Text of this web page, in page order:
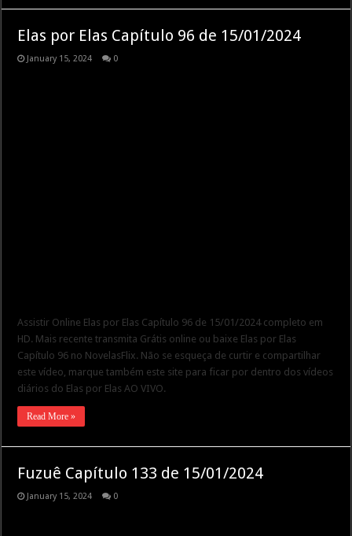
Elas por Elas Capítulo 96 de 15/01/2024
January 15, 2024 0
Assistir Online Elas por Elas Capítulo 96 de 15/01/2024 completo em
HD. Mais recente transmita Grátis online ou baixe Elas por Elas
Capítulo 96 no NovelasFlix. Não se esqueça de curtir e compartilhar
este vídeo, marque também este site para ficar por dentro dos vídeos
diários do Elas por Elas AO VIVO.
Read More »
Fuzuê Capítulo 133 de 15/01/2024
January 15, 2024 0